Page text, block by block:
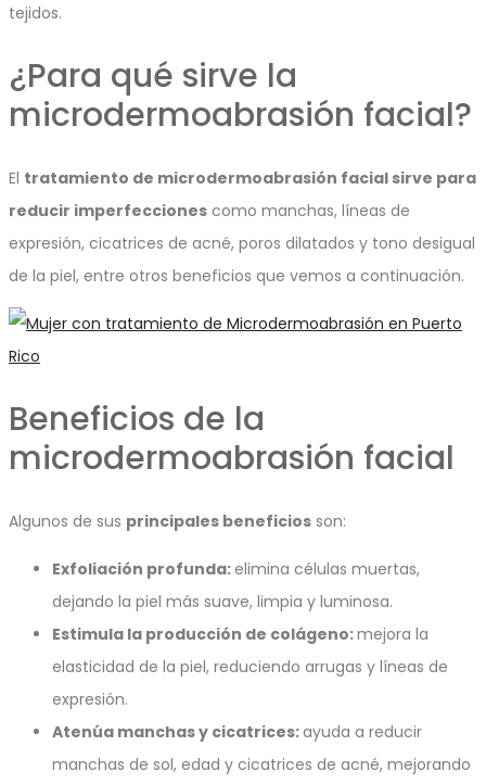
tejidos.
¿Para qué sirve la
microdermoabrasión facial?
El tratamiento de microdermoabrasión facial sirve para
reducir imperfecciones como manchas, líneas de
expresión, cicatrices de acné, poros dilatados y tono desigual
de la piel, entre otros beneficios que vemos a continuación.
Beneficios de la
microdermoabrasión facial
Algunos de sus principales beneficios son:
Exfoliación profunda:elimina células muertas,
dejando la piel más suave, limpia y luminosa.
Estimula la producción de colágeno:mejora la
elasticidad de la piel, reduciendo arrugas y líneas de
expresión.
Atenúa manchas y cicatrices:ayuda a reducir
manchas de sol, edad y cicatrices de acné, mejorando